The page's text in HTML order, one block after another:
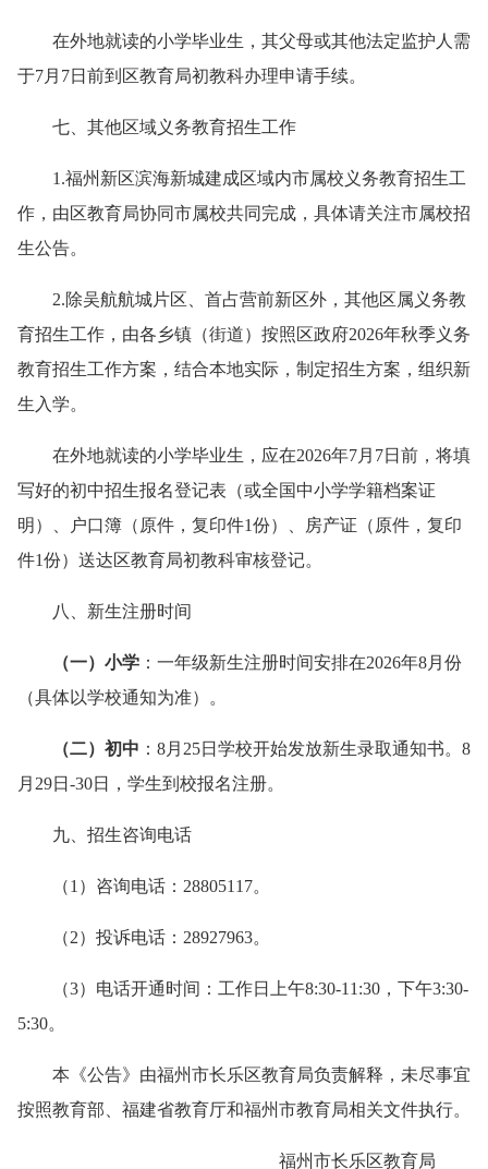
在外地就读的小学毕业生，其父母或其他法定监护人需
于7月7日 前到区教育局初教科办理申请手续。
七、其他区域义务教育招生工作
1.福州新区滨海新城建成区域内市属校义务教育招生工
作，由区教育局协同市属校共同完成，具体请关注市属校招
生公告。
2.除吴航航城片区、首占营前新区外，其他区属义务教
育招生工作，由各乡镇（街道）按照区政府2026年秋季义务
教育招生工作方案，结合本地实际，制定招生方案，组织新
生入学。
在外地就读的小学毕业生，应在2026年7月7日前，将填
写好的初中招生报名登记表（或全国中小学学籍档案证
明）、户口簿（原件，复印件1份）、房产证（原件，复印
件1份）送达区教育局初教科审核登记。
八、新生注册时间
（一）小学 ：一年级新生注册时间安排在2026年8月份
（具体以学校通知为准）。
（二）初中 ：8月25日学校开始发放新生录取通知书。8
月29日-30日，学生到校报名注册。
九、招生咨询电话
（1）咨询电话：28805117。
（2）投诉电话：28927963。
（3）电话开通时间：工作日上午8:30-11:30，下午3:30-
5:30。
本《公告》由福州市长乐区教育局负责解释，未尽事宜
按照教育部、福建省教育厅和福州市教育局相关文件执行。
福州市长乐区教育局